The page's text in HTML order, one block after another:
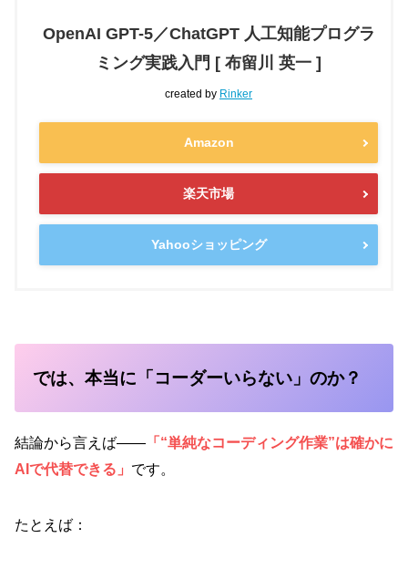
OpenAI GPT-5／ChatGPT 人工知能プログラ
ミング実践入門 [ 布留川 英一 ]
created by Rinker
Amazon
楽天市場
Yahooショッピング
では、本当に「コーダーいらない」のか？
結論から言えば―― 「“単純なコーディング作業”は確かに
AIで代替できる」 です。
たとえば：